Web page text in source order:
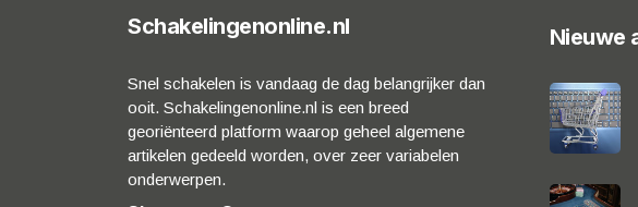
Schakelingenonline.nl
Snel schakelen is vandaag de dag belangrijker dan
ooit. Schakelingenonline.nl is een breed
georiënteerd platform waarop geheel algemene
artikelen gedeeld worden, over zeer variabelen
onderwerpen.
Nieuwe